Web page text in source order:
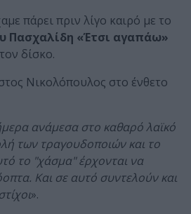
πάρει πριν λίγο καιρό με το
Πασχαλίδη «Έτσι αγαπάω»
δίσκο.
Νικολόπουλος στο ένθετο
ανάμεσα στο καθαρό λαϊκό
των τραγουδοποιών και το
το "χάσμα" έρχονται να
Και σε αυτό συντελούν και
».